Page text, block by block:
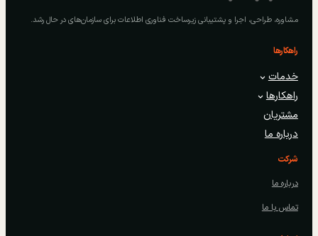
مشاوره، طراحی، اجرا و پشتیبانی زیرساخت فناوری اطلاعات برای سازمان‌های در حال رشد.
راهکارها
خدمات
راهکارها
مشتریان
درباره ما
شرکت
درباره ما
تماس با ما